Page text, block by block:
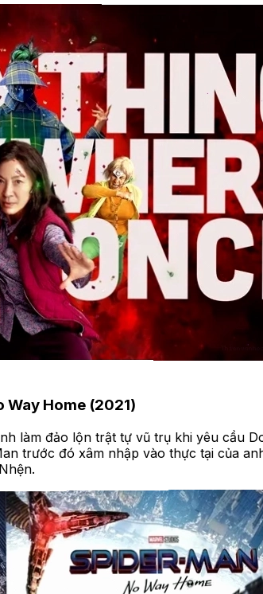
Way Home (2021)
làm đảo lộn trật tự vũ trụ khi yêu cầu
trước đó xâm nhập vào thực tại của